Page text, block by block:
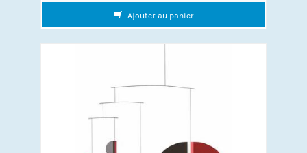
Ajouter au panier